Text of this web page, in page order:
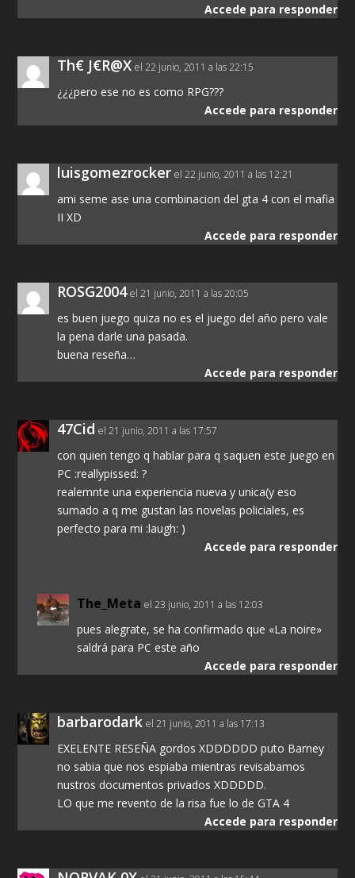
Accede para responder
Th€ J€R@X el 22 junio, 2011 a las 22:15
¿¿¿pero ese no es como RPG???
Accede para responder
luisgomezrocker el 22 junio, 2011 a las 12:21
ami seme ase una combinacion del gta 4 con el mafia
II XD
Accede para responder
ROSG2004 el 21 junio, 2011 a las 20:05
es buen juego quiza no es el juego del año pero vale
la pena darle una pasada.
buena reseña…
Accede para responder
47Cid el 21 junio, 2011 a las 17:57
con quien tengo q hablar para q saquen este juego en
PC :reallypissed: ?
realemnte una experiencia nueva y unica(y eso
sumado a q me gustan las novelas policiales, es
perfecto para mi :laugh: )
Accede para responder
The_Meta el 23 junio, 2011 a las 12:03
pues alegrate, se ha confirmado que «La noire»
saldrá para PC este año
Accede para responder
barbarodark el 21 junio, 2011 a las 17:13
EXELENTE RESEÑA gordos XDDDDDD puto Barney
no sabia que nos espiaba mientras revisabamos
nustros documentos privados XDDDDD.
LO que me revento de la risa fue lo de GTA 4
Accede para responder